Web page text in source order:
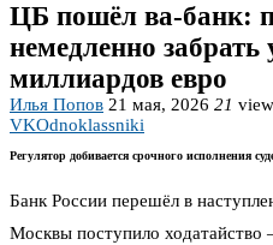
ЦБ пошёл ва-банк:
немедленно
миллиардов евро
Илья Попов 21 мая, 2026 21
VKOdnoklassniki
Регулятор добивается срочного исполнения
Банк России перешёл в
Москвы поступило ходатайство